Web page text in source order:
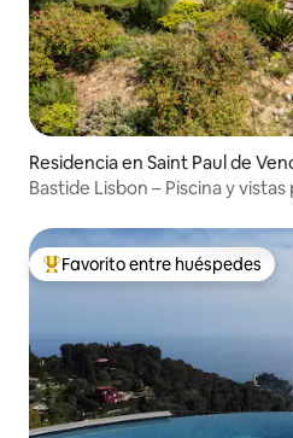
Residencia en Saint Paul de
Bastide Lisbon – Piscina y
De los mejores en Favorito entre
Favorito entre huéspedes